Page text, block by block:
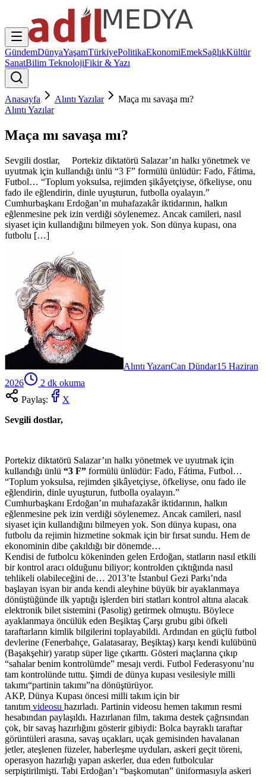
GündemDünyaYaşamTürkiyePolitikaEkonomiEmekSağlıkKültür
SanatBilim TeknolojiFikir & Yazı
Anasayfa Alıntı Yazılar
Maça mı savaşa mı?
Alıntı Yazılar
Maça mı savaşa mı?
Sevgili dostlar, Portekiz diktatörü Salazar’ın halkı yönetmek ve
uyutmak için kullandığı ünlü “3 F” formülü ünlüdür: Fado, Fátima,
Futbol… “Toplum yoksulsa, rejimden şikâyetçiyse, öfkeliyse, onu
fado ile eğlendirin, dinle uyuşturun, futbolla oyalayın.”
Cumhurbaşkanı Erdoğan’ın muhafazakâr iktidarının, halkın
eğlenmesine pek izin verdiği söylenemez. Ancak camileri, nasıl
siyaset için kullandığını bilmeyen yok. Son dünya kupası, ona
futbolu […]
Alıntı YazarıCan Dündar15 Haziran
2026
2 dk okuma
Paylaş:
X
Sevgili dostlar,
Portekiz diktatörü Salazar’ın halkı yönetmek ve uyutmak için
kullandığı ünlü “3 F” formülü ünlüdür: Fado, Fátima, Futbol…
“Toplum yoksulsa, rejimden şikâyetçiyse, öfkeliyse, onu fado ile
eğlendirin, dinle uyuşturun, futbolla oyalayın.”
Cumhurbaşkanı Erdoğan’ın muhafazakâr iktidarının, halkın
eğlenmesine pek izin verdiği söylenemez. Ancak camileri, nasıl
siyaset için kullandığını bilmeyen yok. Son dünya kupası, ona
futbolu da rejimin hizmetine sokmak için bir fırsat sundu. Hem de
ekonominin dibe çakıldığı bir dönemde…
Kendisi de futbolcu kökeninden gelen Erdoğan, statların nasıl etkili
bir kontrol aracı olduğunu biliyor; kontrolden çıktığında nasıl
tehlikeli olabileceğini de… 2013’te İstanbul Gezi Parkı’nda
başlayan isyan bir anda kendi aleyhine büyük bir ayaklanmaya
dönüştüğünde ilk yaptığı işlerden biri statları kontrol altına alacak
elektronik bilet sistemini (Pasolig) getirmek olmuştu. Böylece
ayaklanmaya öncülük eden Beşiktaş Çarşı grubu gibi öfkeli
taraftarların kimlik bilgilerini toplayabildi. Ardından en güçlü futbol
devlerine (Fenerbahçe, Galatasaray, Beşiktaş) karşı kendi kulübünü
(Başakşehir) yaratıp süper lige çıkarttı. Gösteri maçlarına çıkıp
“sahalar benim kontrolümde” mesajı verdi. Futbol Federasyonu’nu
tam kontrolünde tuttu. Şimdi de dünya kupası vesilesiyle milli
takımı“partinin takımı”na dönüştürüyor.
AKP, Dünya Kupası öncesi milli takım için bir
tanıtım videosu hazırladı. Partinin videosu hemen takımın resmi
hesabından paylaşıldı. Hazırlanan film, takıma destek çağrısından
çok, bir savaş hazırlığını gösterir gibiydi: Bolca bayraklı taraftar
görüntüleri arasına, savaş uçakları, uçak gemisinden havalanan
jetler, ateşlenen füzeler, haberleşme uyduları, askeri geçit töreni,
operasyon hazırlığı yapan askerler, dua eden futbolcular
serpiştirilmişti. Tabi Erdoğan’ı “başkomutan” üniformasıyla askeri